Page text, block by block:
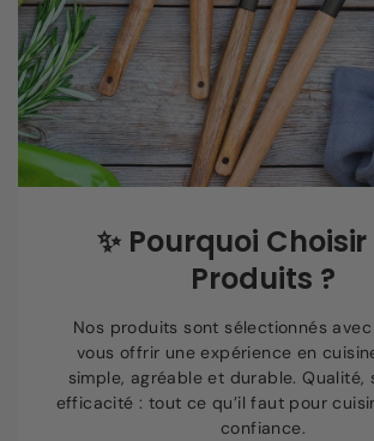
✨ Pourquoi Choisir
Produits ?
Nos produits sont sélectionnés
vous offrir une expérience en
simple, agréable et durable. Qualité,
efficacité : tout ce qu’il faut pour
confiance.